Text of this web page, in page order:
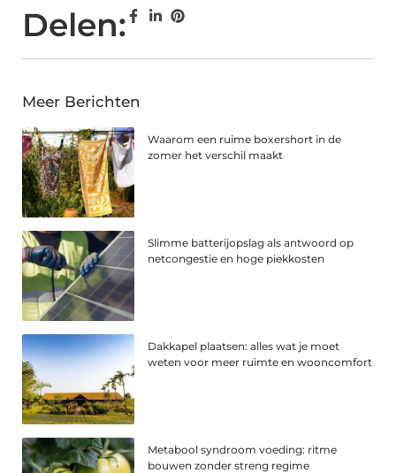
Delen:
Meer Berichten
Waarom een ruime boxershort in de
zomer het verschil maakt
Slimme batterijopslag als antwoord op
netcongestie en hoge piekkosten
Dakkapel plaatsen: alles wat je moet
weten voor meer ruimte en wooncomfort
Metabool syndroom voeding: ritme
bouwen zonder streng regime